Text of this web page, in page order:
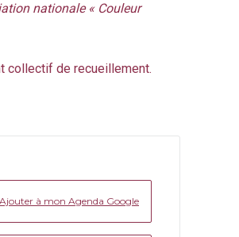
nationale « Couleur
collectif de recueillement.
à mon Agenda Google